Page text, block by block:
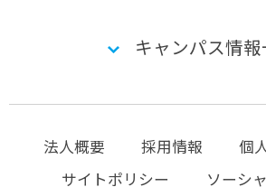
キャンパス情
法人概要 採用情報
個
サイトポリシー
ソーシ